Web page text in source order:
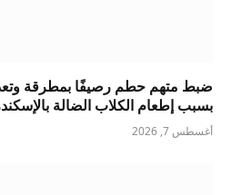
ضبط متهم حطم رصيفًا بمطرقة
بسبب إطعام الكلاب الضالة
أغسطس 7, 2026